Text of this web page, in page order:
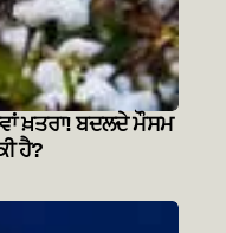
ਖ਼ਤਰਾ! ਬਦਲਦੇ ਮੌਸਮ
ਹੈ?